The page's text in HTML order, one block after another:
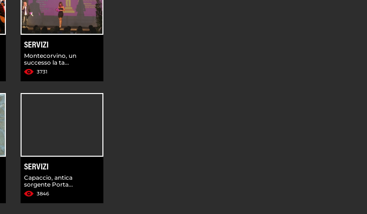
SERVIZI
Montecorvino, un
successo la ta...
3731
SERVIZI
Capaccio, antica
sorgente Porta...
3846